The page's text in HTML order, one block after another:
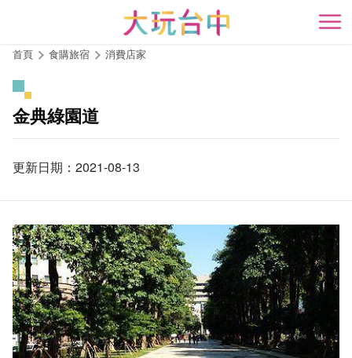
開
首頁 食購旅宿 消費店家
金典綠園道
更新日期：2021-08-13